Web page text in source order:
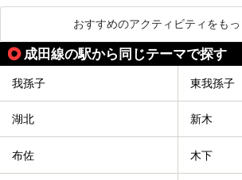
おすすめのアクティビティをもっ
成田線の駅から同じテーマで探す
我孫子 東我孫子
湖北 新木
布佐 木下